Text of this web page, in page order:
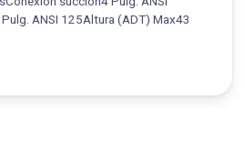
ANSI 125Altura (ADT) Max43